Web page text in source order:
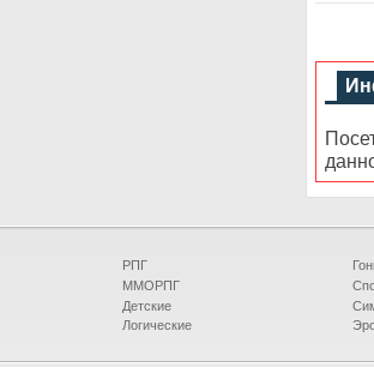
РПГ
ММОРПГ
Детские
Логические